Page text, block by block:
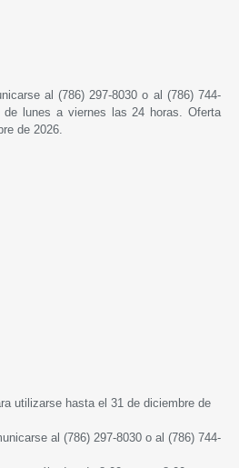
al (786) 297-8030 o al (786) 744-
de lunes a viernes las 24 horas. Oferta
de 2026.
utilizarse hasta el 31 de diciembre de
al (786) 297-8030 o al (786) 744-